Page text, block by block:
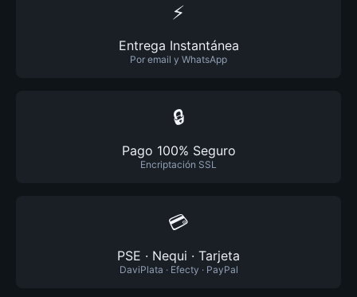
⚡
Entrega Instantánea
Por email y WhatsApp
🔒
Pago 100% Seguro
Encriptación SSL
💳
PSE · Nequi · Tarjeta
DaviPlata · Efecty · PayPal